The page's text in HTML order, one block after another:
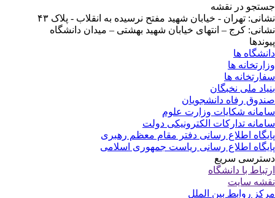
در نقشه
تهران - خیابان شهید مفتح نرسیده به انقلاب - پلاک ۴۳
کرج – انتهای خیابان شهید بهشتی – میدان دانشگاه
ها
ها
ها
ملی نخبگان
رفاه دانشجویان
شکایات وزارت علوم
تدارکات الکترونیکی دولت
اطلاع رسانی دفتر مقام معظم رهبری
اطلاع رسانی ریاست جمهوری اسلامی
سریع
با دانشگاه
سایت
روابط بین الملل